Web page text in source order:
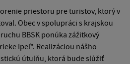
priestoru pre turistov, ktorý v
Obec v spolupráci s krajskou
BBSK ponúka zážitkový
Ipeľ". Realizáciou nášho
útulňu, ktorá bude slúžiť